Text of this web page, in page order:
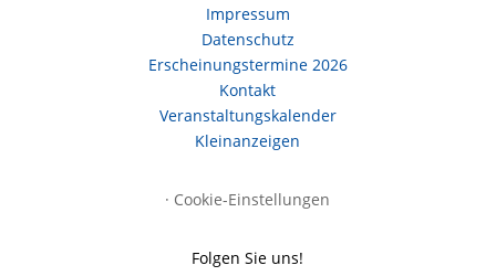
Impressum
Datenschutz
Erscheinungstermine 2026
Kontakt
Veranstaltungskalender
Kleinanzeigen
· Cookie-Einstellungen
Folgen Sie uns!